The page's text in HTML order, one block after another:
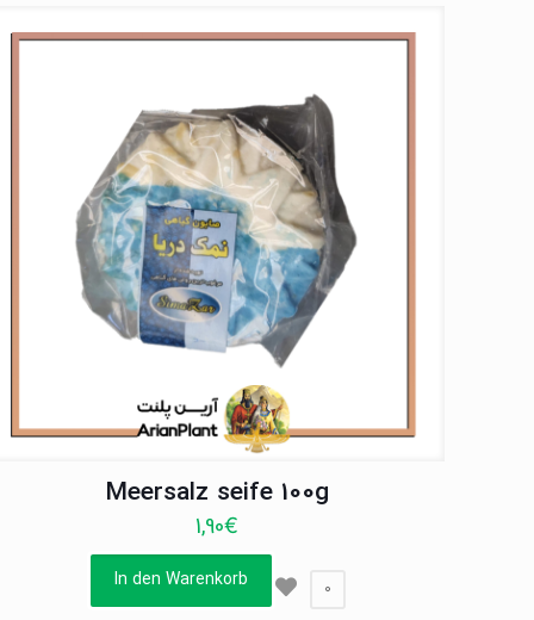
Meersalz seife 100g
1,90€
In den Warenkorb 0